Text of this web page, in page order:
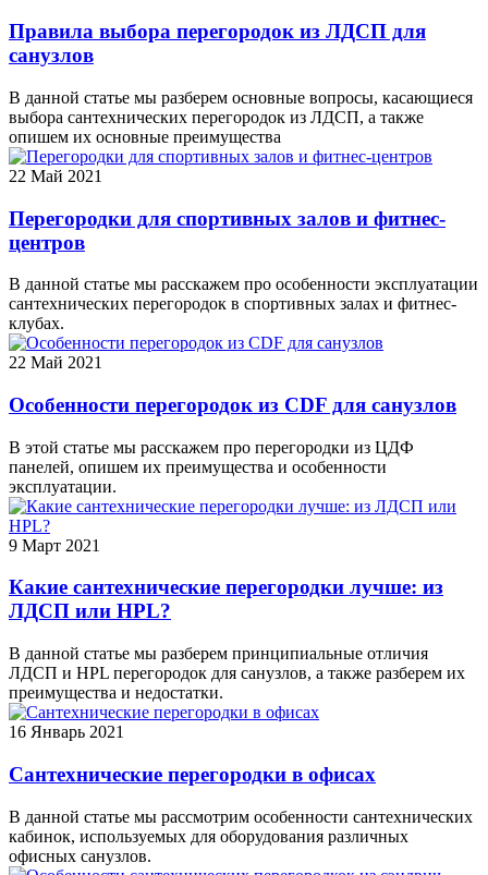
Правила выбора перегородок из ЛДСП для
санузлов
В данной статье мы разберем основные вопросы, касающиеся
выбора сантехнических перегородок из ЛДСП, а также
опишем их основные преимущества
22 Май 2021
Перегородки для спортивных залов и фитнес-
центров
В данной статье мы расскажем про особенности эксплуатации
сантехнических перегородок в спортивных залах и фитнес-
клубах.
22 Май 2021
Особенности перегородок из CDF для санузлов
В этой статье мы расскажем про перегородки из ЦДФ
панелей, опишем их преимущества и особенности
эксплуатации.
9 Март 2021
Какие сантехнические перегородки лучше: из
ЛДСП или HPL?
В данной статье мы разберем принципиальные отличия
ЛДСП и HPL перегородок для санузлов, а также разберем их
преимущества и недостатки.
16 Январь 2021
Сантехнические перегородки в офисах
В данной статье мы рассмотрим особенности сантехнических
кабинок, используемых для оборудования различных
офисных санузлов.